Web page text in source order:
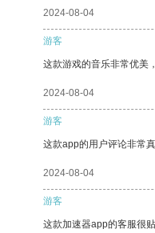
2024-08-04
游客
这款游戏的音乐非常优美
2024-08-04
游客
这款app的用户评论非常
2024-08-04
游客
这款加速器app的客服很